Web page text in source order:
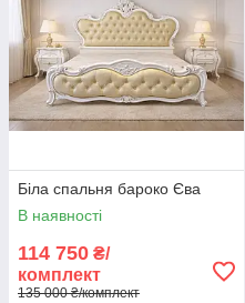
Біла спальня бароко Єва
В наявності
114 750 ₴/
комплект
135 000 ₴/комплект